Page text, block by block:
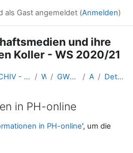
als Gast angemeldet (Anmelden)
und ihre
Koller - WS 2020/21
ARCHIV - Lehrveranstaltungen am Standort Linz - seit 2016 WS_2020/21 GW_FDGeomedien_Linz_2020ws Allgemeines Detailinformationen in PH-online
in PH-online
in PH-online', um die